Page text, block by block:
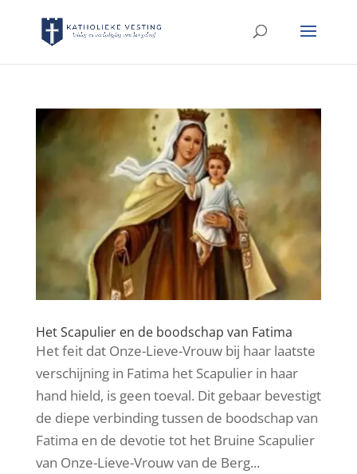
Het Scapulier en de boodschap van Fatima
Het feit dat Onze-Lieve-Vrouw bij haar laatste
verschijning in Fatima het Scapulier in haar
hand hield, is geen toeval. Dit gebaar bevestigt
de diepe verbinding tussen de boodschap van
Fatima en de devotie tot het Bruine Scapulier
van Onze-Lieve-Vrouw van de Berg...